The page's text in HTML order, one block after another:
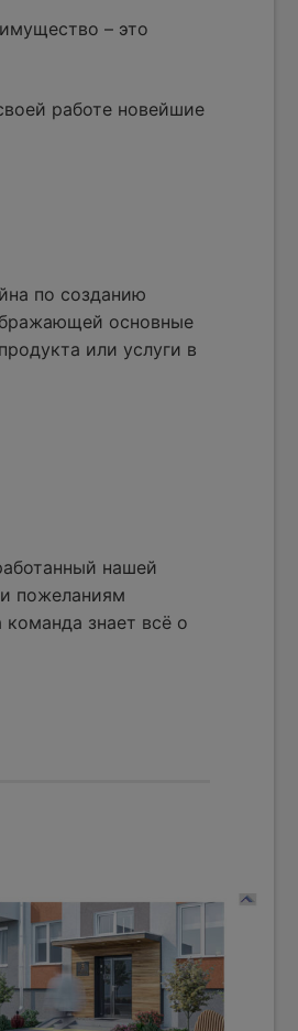
– это
работе новейшие
по созданию
основные
или услуги в
нашей
пожеланиям
знает всё о